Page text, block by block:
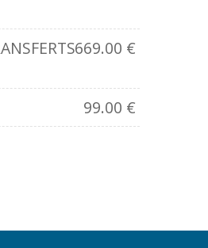
669.00 €
99.00 €